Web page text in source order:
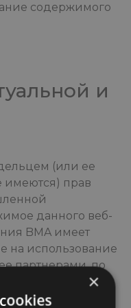
содержимого
и
(или ее
имеются) прав
данного веб-
BMA имеет
на использование
партнерами, по
×